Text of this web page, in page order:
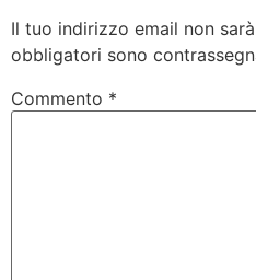
Il tuo indirizzo email non
obbligatori sono
Commento *